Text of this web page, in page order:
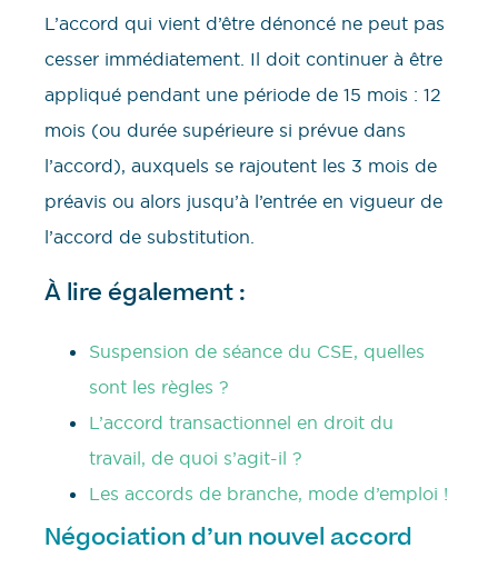
L’accord qui vient d’être dénoncé ne peut pas
cesser immédiatement. Il doit continuer à être
appliqué pendant une période de 15 mois : 12
mois (ou durée supérieure si prévue dans
l’accord), auxquels se rajoutent les 3 mois de
préavis ou alors jusqu’à l’entrée en vigueur de
l’accord de substitution.
À lire également :
Suspension de séance du CSE, quelles
sont les règles ?
L’accord transactionnel en droit du
travail, de quoi s’agit-il ?
Les accords de branche, mode d’emploi !
Négociation d’un nouvel accord